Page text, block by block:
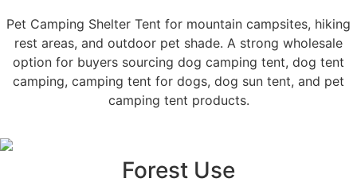
Pet Camping Shelter Tent for mountain campsites, hiking
rest areas, and outdoor pet shade. A strong wholesale
option for buyers sourcing dog camping tent, dog tent
camping, camping tent for dogs, dog sun tent, and pet
camping tent products.
Forest Use